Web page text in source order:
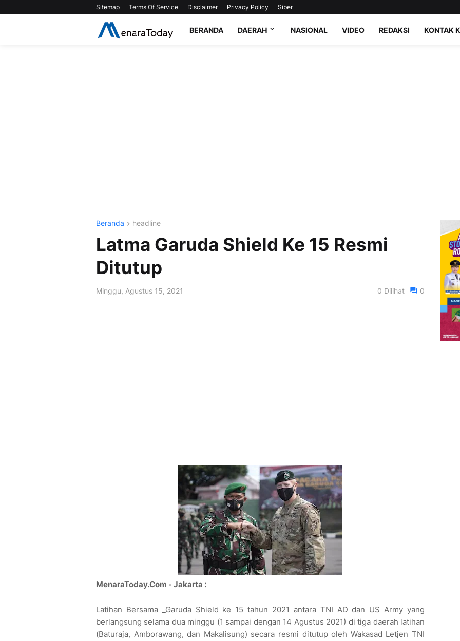
Sitemap Terms Of Service Disclaimer Privacy Policy Siber
BERANDA DAERAH NASIONAL VIDEO REDAKSI KONTAK
Beranda headline
Latma Garuda Shield Ke 15 Resmi
Ditutup
Minggu, Agustus 15, 2021 0 Dilihat 0
MenaraToday.Com - Jakarta :
Latihan Bersama _Garuda Shield ke 15 tahun 2021 antara TNI AD dan US Army yang
berlangsung selama dua minggu (1 sampai dengan 14 Agustus 2021) di tiga daerah latihan
(Baturaja, Amborawang, dan Makalisung) secara resmi ditutup oleh Wakasad Letjen TNI